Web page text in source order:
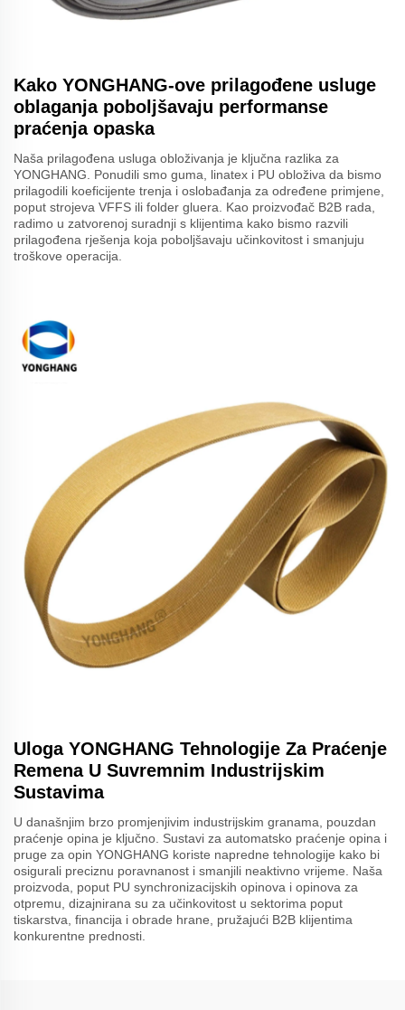
Kako YONGHANG-ove prilagođene usluge
oblaganja poboljšavaju performanse
praćenja opaska
Naša prilagođena usluga obloživanja je ključna razlika za
YONGHANG. Ponudili smo guma, linatex i PU obloživa da bismo
prilagodili koeficijente trenja i oslobađanja za određene primjene,
poput strojeva VFFS ili folder gluera. Kao proizvođač B2B rada,
radimo u zatvorenoj suradnji s klijentima kako bismo razvili
prilagođena rješenja koja poboljšavaju učinkovitost i smanjuju
troškove operacija.
Uloga YONGHANG Tehnologije Za Praćenje
Remena U Suvremnim Industrijskim
Sustavima
U današnjim brzo promjenjivim industrijskim granama, pouzdan
praćenje opina je ključno. Sustavi za automatsko praćenje opina i
pruge za opin YONGHANG koriste napredne tehnologije kako bi
osigurali preciznu poravnanost i smanjili neaktivno vrijeme. Naša
proizvoda, poput PU synchronizacijskih opinova i opinova za
otpremu, dizajnirana su za učinkovitost u sektorima poput
tiskarstva, financija i obrade hrane, pružajući B2B klijentima
konkurentne prednosti.